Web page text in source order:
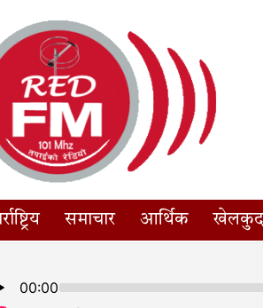
समाचार आर्थिक खेलकुद